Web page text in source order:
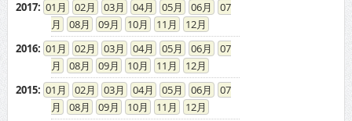
2017: 01 02 03 04 05 06
07
08
09 10 11
12
2016: 01 02 03 04 05 06
07
08
09 10 11
12
2015: 01 02 03 04 05 06
07
08
09 10 11
12